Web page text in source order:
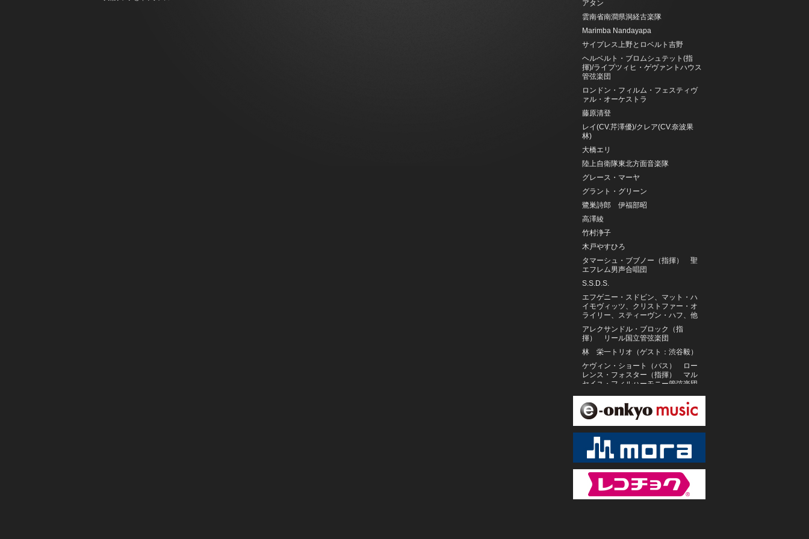
アタン
雲南省南澗県洞経古楽隊
Marimba Nandayapa
サイプレス上野とロベルト吉野
ヘルベルト・ブロムシュテット(指
揮)/ライプツィヒ・ゲヴァントハウス
管弦楽団
ロンドン・フィルム・フェスティヴ
ァル・オーケストラ
藤原清登
レイ(CV.芹澤優)/クレア(CV.奈波果
林)
大橋エリ
陸上自衛隊東北方面音楽隊
グレース・マーヤ
グラント・グリーン
鷺巣詩郎 伊福部昭
高澤綾
竹村浄子
木戸やすひろ
タマーシュ・ブブノー（指揮） 聖
エフレム男声合唱団
S.S.D.S.
エフゲニー・スドビン、マット・ハ
イモヴィッツ、クリストファー・オ
ライリー、スティーヴン・ハフ、他
アレクサンドル・ブロック（指
揮） リール国立管弦楽団
林 栄一トリオ（ゲスト：渋谷毅）
ケヴィン・ショート（バス） ロー
レンス・フォスター（指揮） マル
セイユ・フィルハーモニー管弦楽団
ヒューストン・グランド・オペ
ラ ブラッドリー・ムーア（指
揮）
FNCY
小林英之、新山理恵、平井靖子、川
デュエットゥ
Fabrhyme